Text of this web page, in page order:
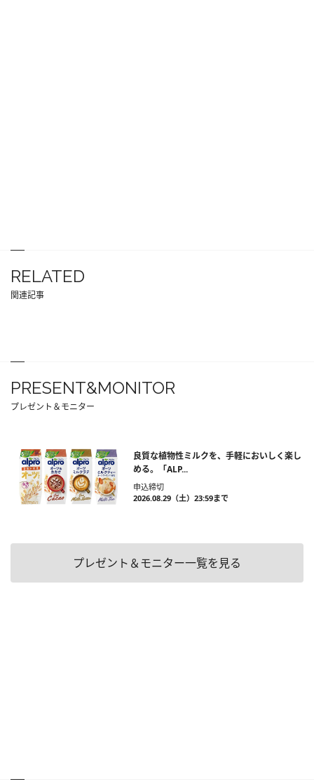
RELATED
関連記事
PRESENT&MONITOR
プレゼント＆モニター
良質な植物性ミルクを、手軽においしく楽し
める。「ALP...
申込締切
2026.08.29（土）23:59まで
プレゼント＆モニター一覧を見る